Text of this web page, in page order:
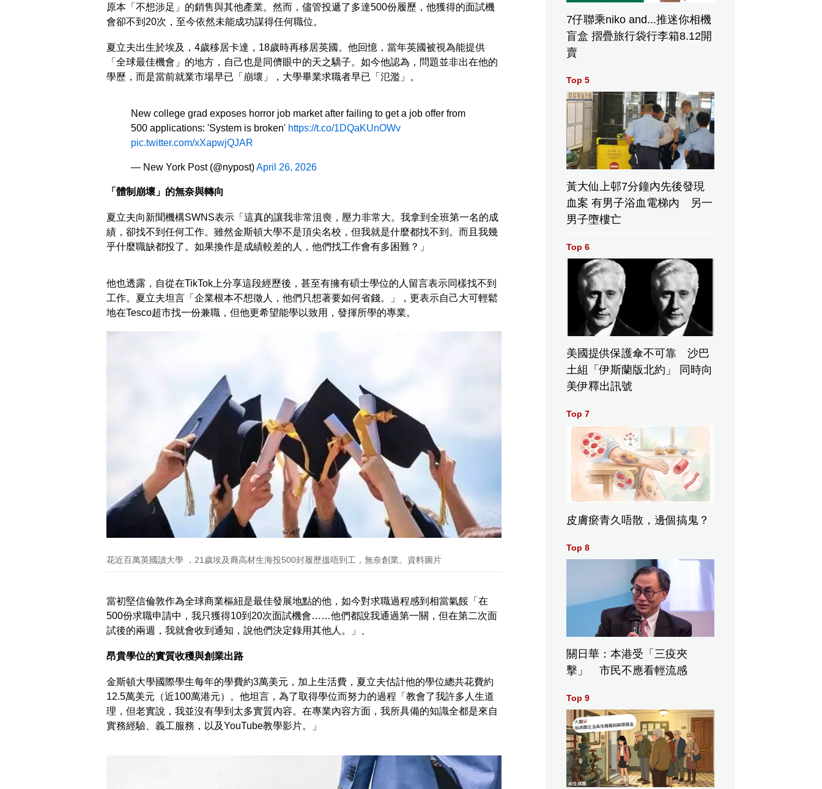
原本「不想涉足」的銷售與其他產業。然而，儘管投遞了多達500份履歷，他獲得的面試機
會卻不到20次，至今依然未能成功謀得任何職位。
夏立夫出生於埃及，4歲移居卡達，18歲時再移居英國。他回憶，當年英國被視為能提供
「全球最佳機會」的地方，自己也是同儕眼中的天之驕子。如今他認為，問題並非出在他的
學歷，而是當前就業市場早已「崩壞」，大學畢業求職者早已「氾濫」。
New college grad exposes horror job market after failing to get a job offer from
500 applications: 'System is broken' https://t.co/1DQaKUnOWv
pic.twitter.com/xXapwjQJAR
— New York Post (@nypost)April 26, 2026
「體制崩壞」的無奈與轉向
夏立夫向新聞機構SWNS表示「這真的讓我非常沮喪，壓力非常大。我拿到全班第一名的成
績，卻找不到任何工作。雖然金斯頓大學不是頂尖名校，但我就是什麼都找不到。而且我幾
乎什麼職缺都投了。如果換作是成績較差的人，他們找工作會有多困難？」
他也透露，自從在TikTok上分享這段經歷後，甚至有擁有碩士學位的人留言表示同樣找不到
工作。夏立夫坦言「企業根本不想徵人，他們只想著要如何省錢。」，更表示自己大可輕鬆
地在Tesco超市找一份兼職，但他更希望能學以致用，發揮所學的專業。
花近百萬英國讀大學 ，21歲埃及裔高材生海投500封履歷搵唔到工，無奈創業。資料圖片
當初堅信倫敦作為全球商業樞紐是最佳發展地點的他，如今對求職過程感到相當氣餒「在
500份求職申請中，我只獲得10到20次面試機會……他們都說我通過第一關，但在第二次面
試後的兩週，我就會收到通知，說他們決定錄用其他人。」、
昂貴學位的實質收穫與創業出路
金斯頓大學國際學生每年的學費約3萬美元，加上生活費，夏立夫估計他的學位總共花費約
12.5萬美元（近100萬港元）。他坦言，為了取得學位而努力的過程「教會了我許多人生道
理，但老實說，我並沒有學到太多實質內容。在專業內容方面，我所具備的知識全都是來自
實務經驗、義工服務，以及YouTube教學影片。」
7仔聯乘niko and...推迷你相機
盲盒 摺疊旅行袋行李箱8.12開
賣
Top 5
黃大仙上邨7分鐘內先後發現
血案 有男子浴血電梯內 另一
男子墮樓亡
Top 6
美國提供保護傘不可靠 沙巴
土組「伊斯蘭版北約」 同時向
美伊釋出訊號
Top 7
皮膚瘀青久唔散，邊個搞鬼？
Top 8
關日華：本港受「三疫夾
擊」 市民不應看輕流感
Top 9